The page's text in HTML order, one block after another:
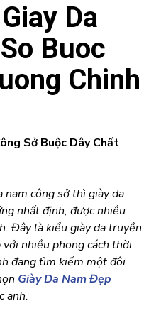
Da
Buoc
Chinh
Sở Buộc Dây Chất
nam công sở thì giày da
nhất định, được nhiều
Đây là kiểu giày da truyền
nhiều phong cách thời
đang tìm kiếm một đôi
Giày Da Nam Đẹp
anh.